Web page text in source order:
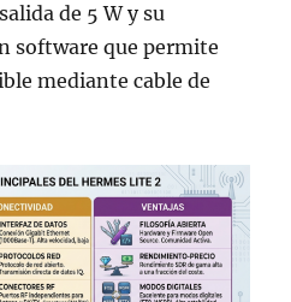
de 5 W y su
software que permite
mediante cable de